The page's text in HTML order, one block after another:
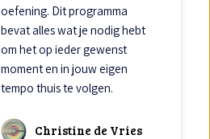
oefening. Dit programma
bevat alles wat je nodig hebt
om het op ieder gewenst
moment en in jouw eigen
tempo thuis te volgen.
Christine de Vries